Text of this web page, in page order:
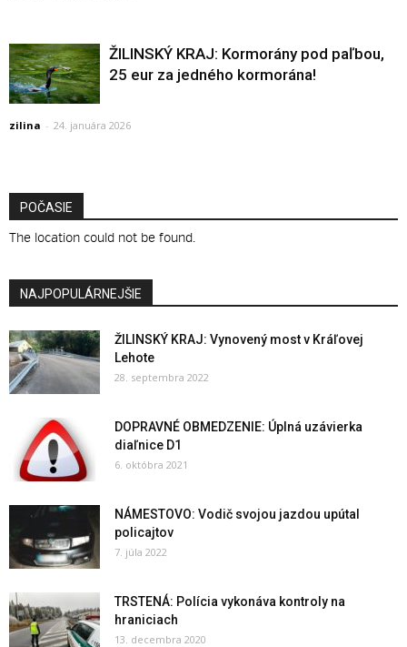
ŽILINSKÝ KRAJ: Kormorány pod paľbou,
25 eur za jedného kormorána!
zilina - 24. januára 2026
POČASIE
The location could not be found.
NAJPOPULÁRNEJŠIE
ŽILINSKÝ KRAJ: Vynovený most v Kráľovej
Lehote
28. septembra 2022
DOPRAVNÉ OBMEDZENIE: Úplná uzávierka
diaľnice D1
6. októbra 2021
NÁMESTOVO: Vodič svojou jazdou upútal
policajtov
7. júla 2022
TRSTENÁ: Polícia vykonáva kontroly na
hraniciach
13. decembra 2020